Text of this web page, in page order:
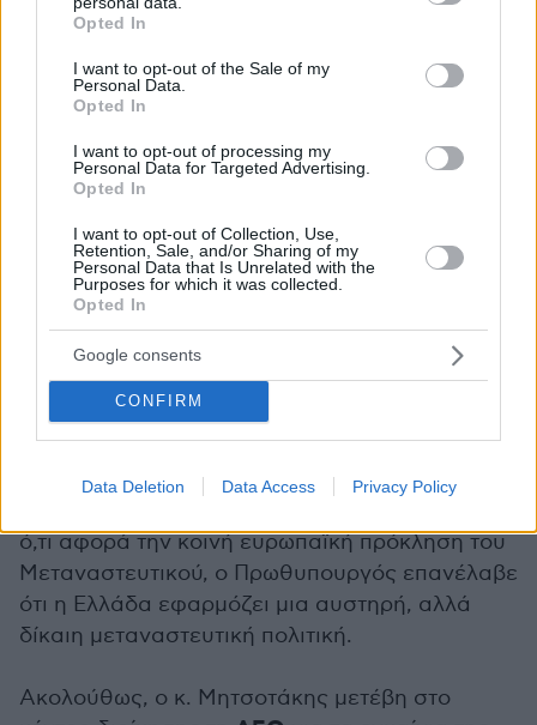
grant or deny consent to Google and its third-party tags to
use your data for below specified purposes in below Google
consent section.
Opted In
I want to opt-out of the Sale of my
Personal Data.
Opted In
I want to opt-out of processing my
Personal Data for Targeted Advertising.
Opted In
I want to opt-out of Collection, Use,
Retention, Sale, and/or Sharing of my
Personal Data that Is Unrelated with the
Purposes for which it was collected.
Opted In
Google consents
CONFIRM
Data Deletion Data Access Privacy Policy
Στη συζήτηση για τα ενεργειακά υπογράμμισε
τη σημασία περισσότερων ευρωπαϊκών δικτύων
ενέργειας και διασυνδέσεων, καθώς
παρατηρούνται στρεβλώσεις που επηρεάζουν
ό,τι αφορά την κοινή ευρωπαϊκή πρόκληση του
Μεταναστευτικού, ο Πρωθυπουργός επανέλαβε
ότι η Ελλάδα εφαρμόζει μια αυστηρή, αλλά
δίκαιη μεταναστευτική πολιτική.
Ακολούθως, ο κ. Μητσοτάκης μετέβη στο